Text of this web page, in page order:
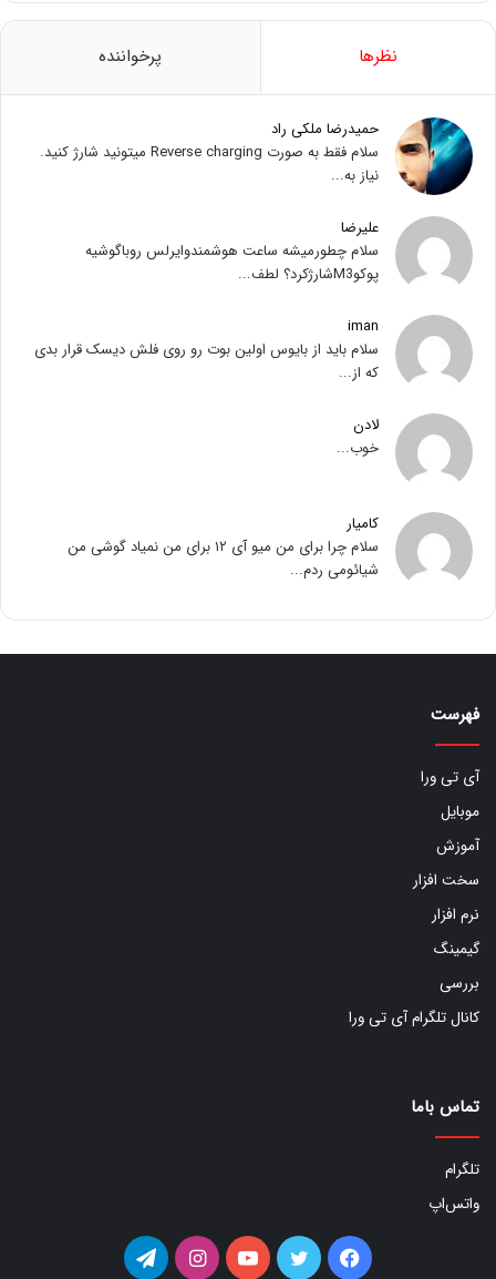
نظرها پرخواننده
حمیدرضا ملکی راد
سلام فقط به صورت Reverse charging میتونید شارژ کنید.
نیاز به...
علیرضا
سلام چطورمیشه ساعت هوشمندوایرلس روباگوشیه
پوکوM3شارژکرد؟ لطف...
iman
سلام باید از بایوس اولین بوت رو روی فلش دیسک قرار بدی
که از...
لادن
خوب...
کامیار
سلام چرا برای من میو آی ۱۲ برای من نمیاد گوشی من
شیائومی ردم...
فهرست
آی تی ورا
موبایل
آموزش
سخت افزار
نرم افزار
گیمینگ
بررسی
کانال تلگرام آی تی ورا
تماس باما
تلگرام
واتس‌اپ
فیس توییتر یوتیوب اینستاگرامتلگرام